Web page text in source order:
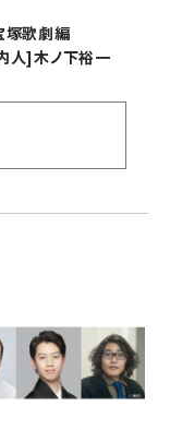
塚歌劇編
]木ノ下裕一